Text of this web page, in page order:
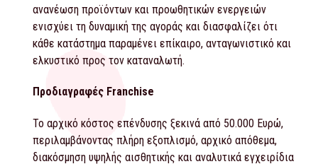
ανανέωση προϊόντων και προωθητικών ενεργειών
ενισχύει τη δυναμική της αγοράς και διασφαλίζει ότι
κάθε κατάστημα παραμένει επίκαιρο, ανταγωνιστικό και
ελκυστικό προς τον καταναλωτή.
Προδιαγραφές Franchise
Το αρχικό κόστος επένδυσης ξεκινά από 50.000 Ευρώ,
περιλαμβάνοντας πλήρη εξοπλισμό, αρχικό απόθεμα,
διακόσμηση υψηλής αισθητικής και αναλυτικά εγχειρίδια